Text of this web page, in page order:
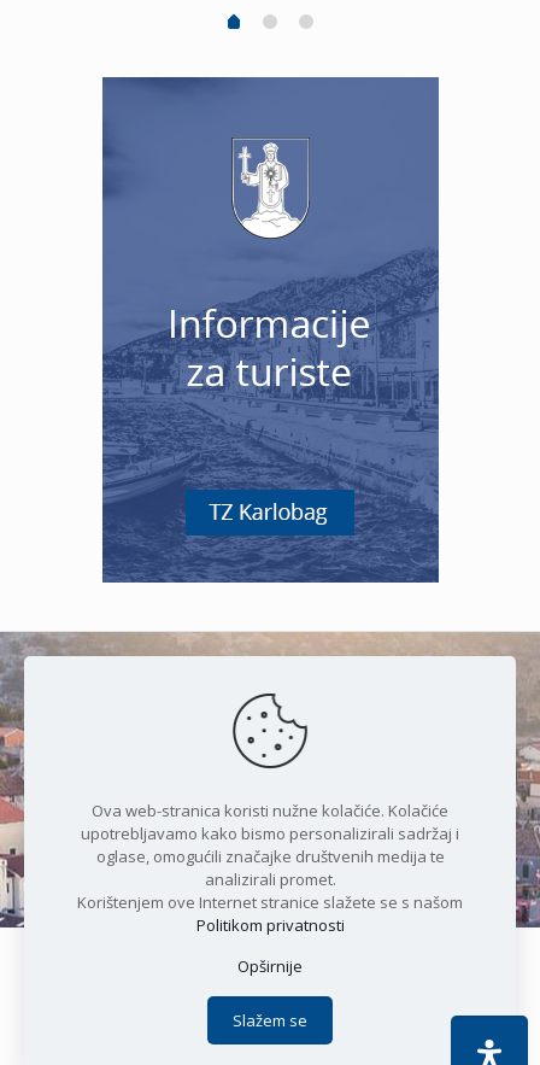
Čudesan spoj kristalnog mora i
prirode
Copyright © 2021 Općina Karlobag | Sva prava pridržana |
Politika privatnosti
Apoc IT
Ova web-stranica koristi nužne kolačiće. Kolačiće
upotrebljavamo kako bismo personalizirali sadržaj i
oglase, omogućili značajke društvenih medija te
analizirali promet.
Korištenjem ove Internet stranice slažete se s našom
Politikom privatnosti
Opširnije
Slažem se